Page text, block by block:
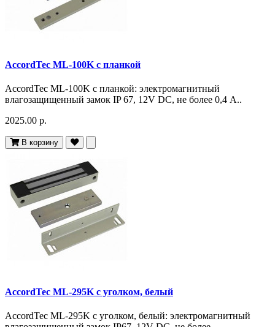
AccordTec ML-100K с планкой
AccordTec ML-100K с планкой: электромагнитный
влагозащищенный замок IP 67, 12V DC, не более 0,4 A..
2025.00 р.
В корзину
AccordTec ML-295K с уголком, белый
AccordTec ML-295K с уголком, белый: электромагнитный